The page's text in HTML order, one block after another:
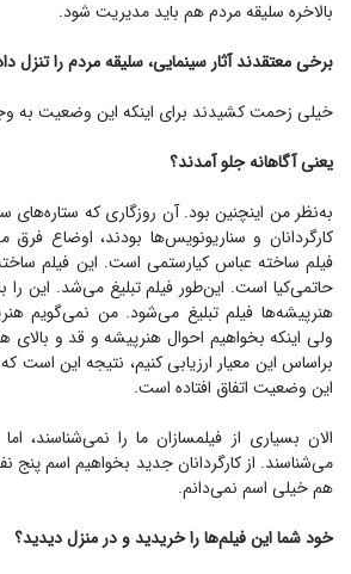
بالاخره سلیقه مردم هم باید مدیریت شود.
برخی معتقدند آثار سینمایی، سلیقه مردم را تنزل
خیلی زحمت کشیدند برای اینکه این وضعیت به
یعنی آگاهانه جلو آمدند؟
به‌نظر من اینچنین بود. آن روزگاری که ستاره‌های
کارگردانان و سناریونویس‌ها بودند، اوضاع فرق
فیلم ساخته عباس کیارستمی است. این فیلم ساخته
حاتمی‌کیا است. این‌طور فیلم تبلیغ می‌شد. این را
هنرپیشه‌ها فیلم تبلیغ می‌شود. من نمی‌گویم
ولی اینکه بخواهیم احوال هنرپیشه و قد و بالای
براساس این معیار ارزیابی کنیم، نتیجه این
این وضعیت اتفاق افتاده است.
الان بسیاری از فیلمسازان ما را نمی‌شناسند،
می‌شناسند. از کارگردانان جدید بخواهیم اسم پنج
هم خیلی اسم نمی‌دانم.
خود شما این فیلم‌ها را خریدید و در منزل دیدید؟